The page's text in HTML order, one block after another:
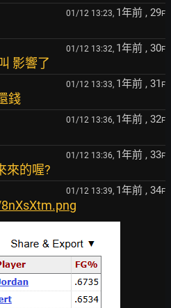
01/12 13:23, 1年前 , 29F
01/12 13:32, 1年前 , 30F
影響了
01/12 13:33, 1年前 , 31 F
錢
01/12 13:36, 1年前 , 32F
01/12 13:36, 1年前 , 33F
來的喔?
01/12 13:39, 1年前 , 34F